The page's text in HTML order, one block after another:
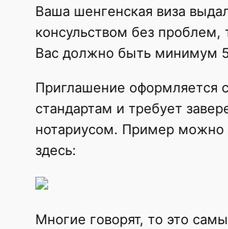
Ваша шенгенская виза
консульством без проблем,
Вас должно быть минимум
Приглашение оформляется
стандартам и требует
нотариусом. Пример можно
здесь:
Многие говорят, то это